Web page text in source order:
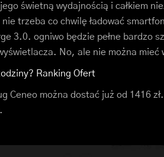
świetną wydajnością i całkiem
trzeba co chwilę ładować
3.0. ogniwo będzie pełne bardzo
No, ale nie można
Ranking Ofert
Ceneo można dostać już od 1416